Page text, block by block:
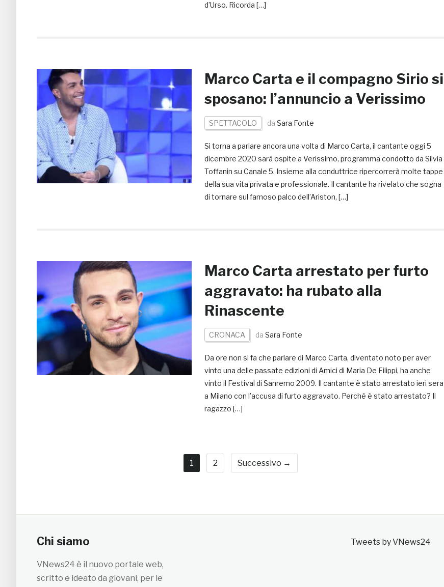
d’Urso. Ricorda […]
Marco Carta e il compagno Sirio si
sposano: l’annuncio a Verissimo
SPETTACOLO da Sara Fonte
Si torna a parlare ancora una volta di Marco Carta, il cantante oggi 5
dicembre 2020 sarà ospite a Verissimo, programma condotto da Silvia
Toffanin su Canale 5. Insieme alla conduttrice ripercorrerà molte tappe
della sua vita privata e professionale. Il cantante ha rivelato che sogna
di tornare sul famoso palco dell’Ariston, […]
Marco Carta arrestato per furto
aggravato: ha rubato alla
Rinascente
CRONACA da Sara Fonte
Da ore non si fa che parlare di Marco Carta, diventato noto per aver
vinto una delle passate edizioni di Amici di Maria De Filippi, ha anche
vinto il Festival di Sanremo 2009. Il cantante è stato arrestato ieri sera
a Milano con l’accusa di furto aggravato. Perché è stato arrestato? Il
ragazzo […]
1 2 Successivo →
Chi siamo
VNews24 è il nuovo portale web,
scritto e ideato da giovani, per le
Tweets by VNews24